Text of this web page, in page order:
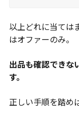
以上どれに当ては
はオファーのみ。
出品も確認できな
す。
正しい手順を踏め